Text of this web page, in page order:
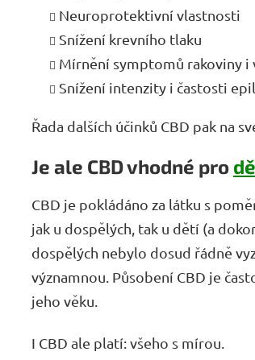
Neuroprotektivní vlastnosti
Snížení krevního tlaku
Mírnění symptomů rakoviny i
Snížení intenzity i častosti
Řada dalších účinků CBD pak na
Je ale CBD vhodné pro
CBD je pokládáno za látku s
jak u dospělých, tak u dětí (a
dospělých nebylo dosud řádně
významnou. Působení CBD je
jeho věku.
I CBD ale platí: všeho s mírou.